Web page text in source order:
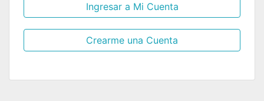
Ingresar a Mi Cuenta
Crearme una Cuenta